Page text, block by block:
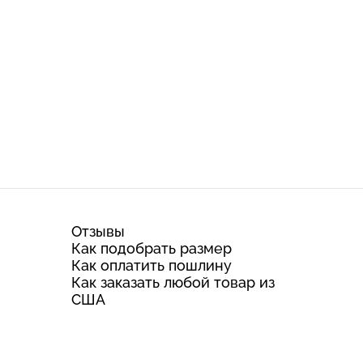
Отзывы
Как подобрать размер
Как оплатить пошлину
Как заказать любой товар из
США